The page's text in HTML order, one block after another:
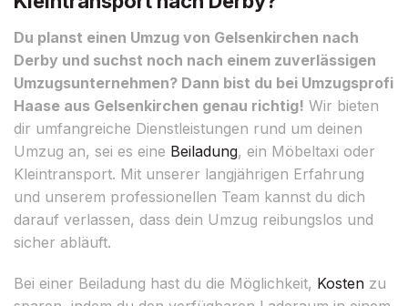
Du planst einen Umzug von Gelsenkirchen nach
Derby und suchst noch nach einem zuverlässigen
Umzugsunternehmen? Dann bist du bei Umzugsprofi
Haase aus Gelsenkirchen genau richtig! Wir bieten
dir umfangreiche Dienstleistungen rund um deinen
Umzug an, sei es eine Beiladung, ein Möbeltaxi oder
Kleintransport. Mit unserer langjährigen Erfahrung
und unserem professionellen Team kannst du dich
darauf verlassen, dass dein Umzug reibungslos und
sicher abläuft.
Bei einer Beiladung hast du die Möglichkeit, Kosten zu